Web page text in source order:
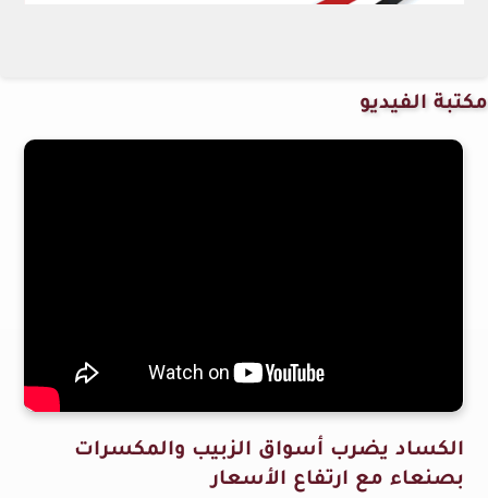
مكتبة الفيديو
الكساد يضرب أسواق الزبيب والمكسرات
بصنعاء مع ارتفاع الأسعار